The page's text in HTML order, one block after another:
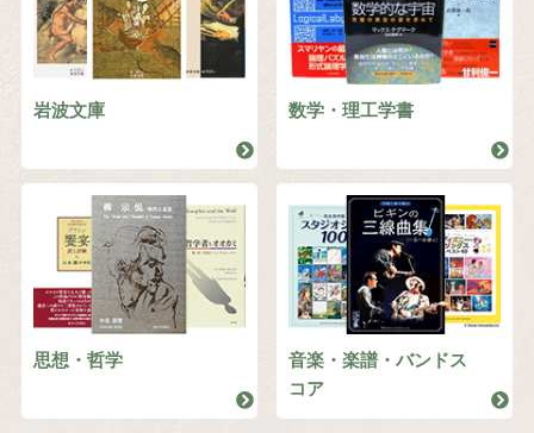
岩波文庫 数学・理工学書
思想・哲学
音楽・楽譜・バンドス
コア